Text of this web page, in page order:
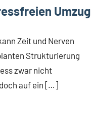
Umzug
Zeit und Nerven
Strukturierung
zwar nicht
auf ein […]